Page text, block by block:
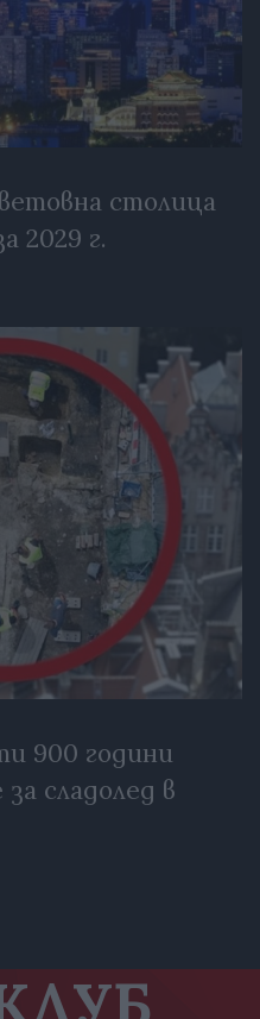
столица
2029 г.
900 години
сладолед в